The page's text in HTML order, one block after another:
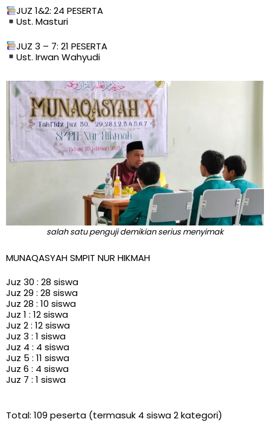
JUZ 1&2: 24 PESERTA
Ust. Masturi
JUZ 3 – 7: 21 PESERTA
Ust. Irwan Wahyudi
salah satu penguji demikian serius menyimak
MUNAQASYAH SMPIT NUR HIKMAH
Juz 30 : 28 siswa
Juz 29 : 28 siswa
Juz 28 : 10 siswa
Juz 1 : 12 siswa
Juz 2 : 12 siswa
Juz 3 : 1 siswa
Juz 4 : 4 siswa
Juz 5 : 11 siswa
Juz 6 : 4 siswa
Juz 7 : 1 siswa
Total: 109 peserta (termasuk 4 siswa 2 kategori)